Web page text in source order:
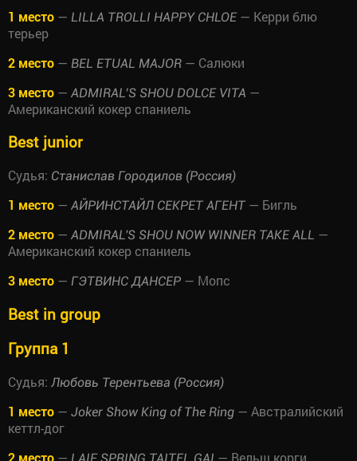
1 место — LILLA TROLLI HAPPY CHLOE — Керри блю
терьер
2 место — BEL ETUAL MAJOR — Салюки
3 место — ADMIRAL’S SHOU DOLCE VITA —
Американский кокер спаниель
Best junior
Судья: Станислав Городилов (Россия)
1 место — АЙРИНСТАЙЛ СЕКРЕТ АГЕНТ— Бигль
2 место — ADMIRAL'S SHOU NOW WINNER TAKE ALL —
Американский кокер спаниель
3 место — ГЭТВИНС ДАНСЕР — Мопс
Best in group
Группа 1
Судья: Любовь Терентьева (Россия)
1 место — Joker Show King of The Ring — Австралийский
кеттл-дог
2 место —
— Вельш корги